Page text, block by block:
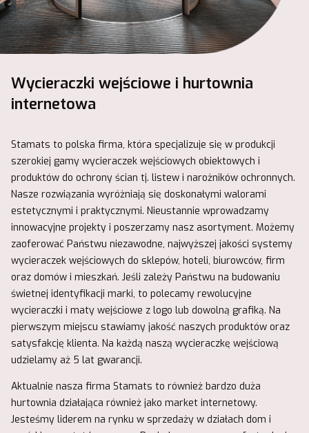
Wycieraczki wejściowe i hurtownia
internetowa
Stamats to polska firma, która specjalizuje się w produkcji
szerokiej gamy wycieraczek wejściowych obiektowych i
produktów do ochrony ścian tj. listew i narożników ochronnych.
Nasze rozwiązania wyróżniają się doskonałymi walorami
estetycznymi i praktycznymi. Nieustannie wprowadzamy
innowacyjne projekty i poszerzamy nasz asortyment. Możemy
zaoferować Państwu niezawodne, najwyższej jakości systemy
wycieraczek wejściowych do sklepów, hoteli, biurowców, firm
oraz domów i mieszkań. Jeśli zależy Państwu na budowaniu
świetnej identyfikacji marki, to polecamy rewolucyjne
wycieraczki i maty wejściowe z logo lub dowolną grafiką. Na
pierwszym miejscu stawiamy jakość naszych produktów oraz
satysfakcję klienta. Na każdą naszą wycieraczkę wejściową
udzielamy aż 5 lat gwarancji.
Aktualnie nasza firma Stamats to również bardzo duża
hurtownia działająca również jako market internetowy.
Jesteśmy liderem na rynku w sprzedaży w działach dom i